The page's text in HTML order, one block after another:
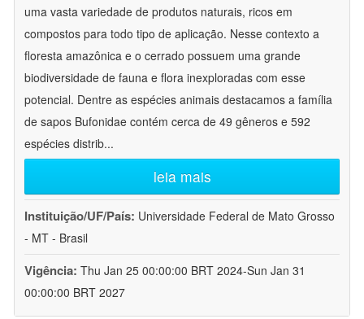
uma vasta variedade de produtos naturais, ricos em
compostos para todo tipo de aplicação. Nesse contexto a
floresta amazônica e o cerrado possuem uma grande
biodiversidade de fauna e flora inexploradas com esse
potencial. Dentre as espécies animais destacamos a família
de sapos Bufonidae contém cerca de 49 gêneros e 592
espécies distrib...
leia mais
Instituição/UF/País: Universidade Federal de Mato Grosso
- MT - Brasil
Vigência: Thu Jan 25 00:00:00 BRT 2024-Sun Jan 31
00:00:00 BRT 2027